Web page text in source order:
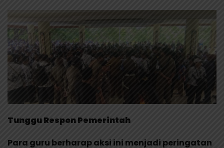
Tunggu Respon Pemerintah
Para guru berharap aksi ini menjadi peringatan